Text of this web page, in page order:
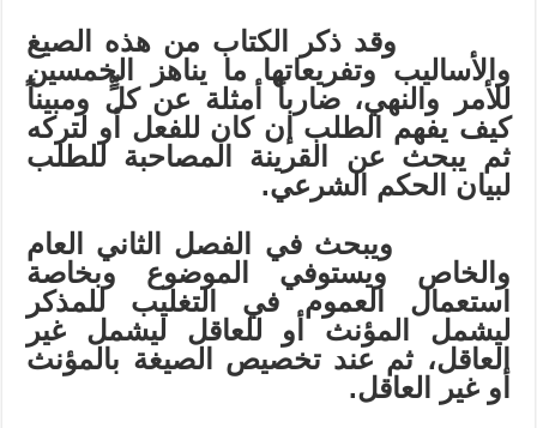
وقد ذكر الكتاب من هذه الصيغ
والأساليب وتفريعاتها ما يناهز الخمسين
للأمر والنهي، ضارباً أمثلة عن كلٍّ ومبيناً
كيف يفهم الطلب إن كان للفعل أو لتركه
ثم يبحث عن القرينة المصاحبة للطلب
لبيان الحكم الشرعي.
ويبحث في الفصل الثاني العام
والخاص ويستوفي الموضوع وبخاصة
استعمال العموم في التغليب للمذكر
ليشمل المؤنث أو للعاقل ليشمل غير
العاقل، ثم عند تخصيص الصيغة بالمؤنث
أو غير العاقل.